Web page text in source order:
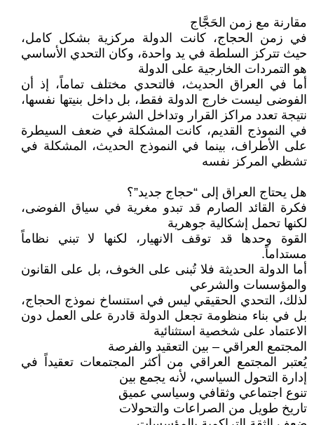
مقارنة مع زمن الحَجَّاج
في زمن الحجاج، كانت الدولة مركزية بشكل كامل،
حيث تتركز السلطة في يد واحدة، وكان التحدي الأساسي
هو التمردات الخارجية على الدولة
أما في العراق الحديث، فالتحدي مختلف تماماً، إذ أن
الفوضى ليست خارج الدولة فقط، بل داخل بنيتها نفسها،
نتيجة تعدد مراكز القرار وتداخل الشرعيات
في النموذج القديم، كانت المشكلة في ضعف السيطرة
على الأطراف، بينما في النموذج الحديث، المشكلة في
تشظي المركز نفسه
هل يحتاج العراق إلى “حجاج جديد”؟
فكرة القائد الصارم قد تبدو مغرية في سياق الفوضى،
لكنها تحمل إشكالية جوهرية
القوة وحدها قد توقف الانهيار، لكنها لا تبني نظاماً
مستداماً.
أما الدولة الحديثة فلا تُبنى على الخوف، بل على القانون
والمؤسسات والشرعي
لذلك، التحدي الحقيقي ليس في استنساخ نموذج الحجاج،
بل في بناء منظومة تجعل الدولة قادرة على العمل دون
الاعتماد على شخصية استثنائية
المجتمع العراقي – بين التعقيد والفرصة
يُعتبر المجتمع العراقي من أكثر المجتمعات تعقيداً في
إدارة التحول السياسي، لأنه يجمع بين
تنوع اجتماعي وثقافي وسياسي عميق
تاريخ طويل من الصراعات والتحولات